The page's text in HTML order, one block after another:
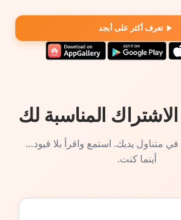
تعرف أكثر على أبجد
المناسبة لك
متناول يديك. استمع واقرأ بلا قيود…
أينما كنت.